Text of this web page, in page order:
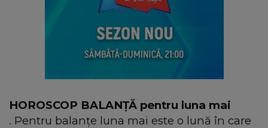
HOROSCOP BALANȚĂ pentru luna mai
. Pentru balanțe luna mai este o lună în care